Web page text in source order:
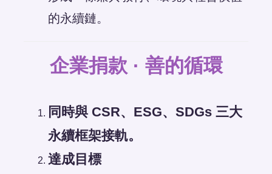
的永續鏈。
企業捐款 · 善的循環
同時與 CSR、ESG、SDGs 三大
永續框架接軌。
達成目標